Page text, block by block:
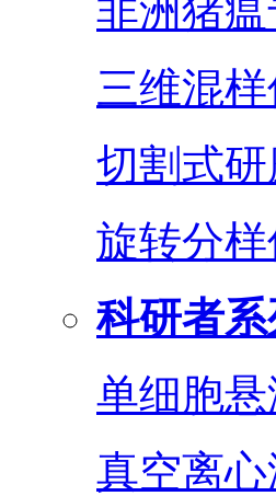
非洲猪
三维混样
切割式研
旋转分样
科研者
单细胞
真空离